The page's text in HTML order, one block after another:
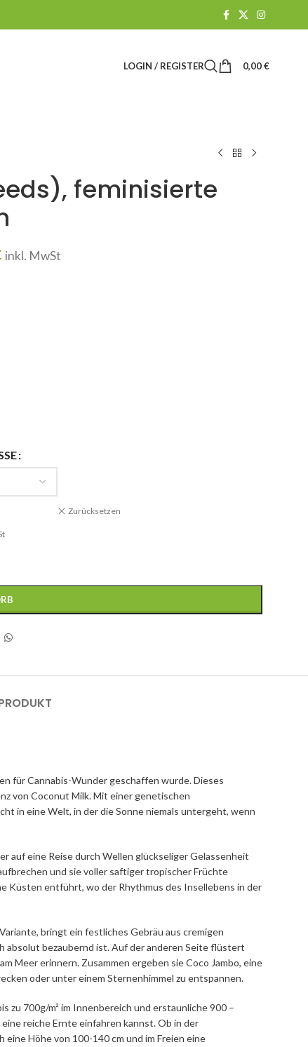
LOGIN / REGISTER 0,00€
feminisierte
inkl. MwSt
Zurücksetzen
für Cannabis-Wunder geschaffen wurde. Dieses
von Coconut Milk. Mit einer genetischen
in eine Welt, in der die Sonne niemals untergeht, wenn
auf eine Reise durch Wellen glückseliger Gelassenheit
und sie voller saftiger tropischer Früchte
Küsten entführt, wo der Rhythmus des Insellebens in der
bringt ein festliches Gebräu aus cremigen
absolut bezaubernd ist. Auf der anderen Seite flüstert
Meer erinnern. Zusammen ergeben sie Coco Jambo, eine
oder unter einem Sternenhimmel zu entspannen.
zu 700g/m² im Innenbereich und erstaunliche 900 –
reiche Ernte einfahren kannst. Ob in der
Höhe von 100-140 cm und im Freien eine